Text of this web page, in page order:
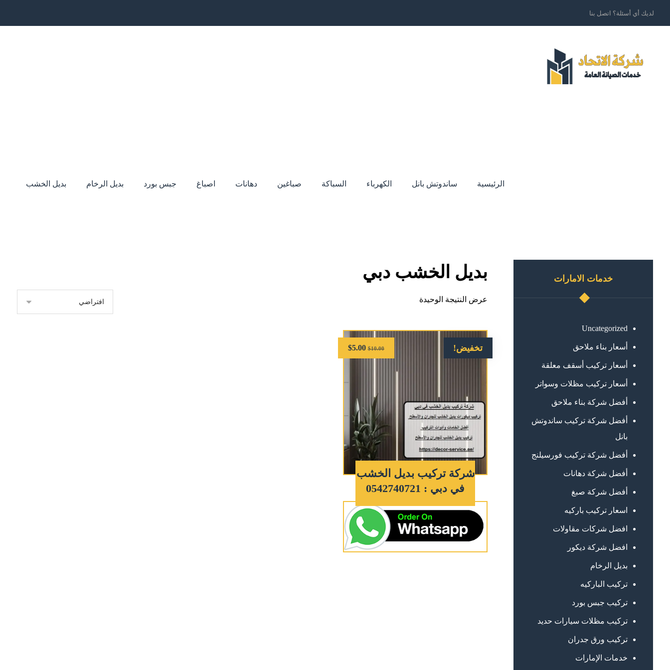
لديك أي أسئلة؟ اتصل بنا
الرئيسية ساندوتش بانل الكهرباء السباكة صباغين دهانات اصباغ جبس بورد بديل الرخام بديل الخشب
بديل الخشب دبي
عرض النتيجة الوحيدة
تخفيض!
شركة تركيب بديل الخشب
في دبي : 0542740721
$10.00
$5.00
خدمات الامارات
Uncategorized
أسعار بناء ملاحق
أسعار تركيب أسقف معلقة
أسعار تركيب مظلات وسواتر
أفضل شركة بناء ملاحق
أفضل شركة تركيب ساندوتش
بانل
أفضل شركة تركيب فورسيلنج
أفضل شركة دهانات
أفضل شركة صبغ
اسعار تركيب باركيه
افضل شركات مقاولات
افضل شركة ديكور
بديل الرخام
تركيب الباركيه
تركيب جبس بورد
تركيب مظلات سيارات حديد
تركيب ورق جدران
خدمات الإمارات